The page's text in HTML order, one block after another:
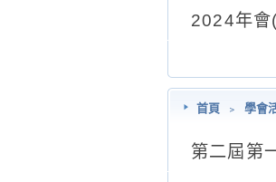
2024年會
首頁 ﹥ 學會
第二屆第